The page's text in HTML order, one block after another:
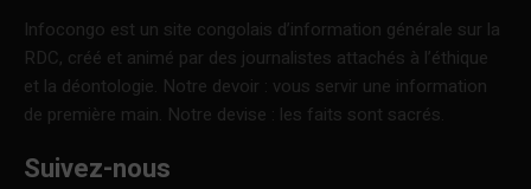
Infocongo est un site congolais d’information générale sur la
RDC, créé et animé par des journalistes attachés à l’éthique
et la déontologie. Notre devoir : vous servir une information
de première main. Notre devise : les faits sont sacrés.
Suivez-nous